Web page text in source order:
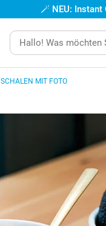
🪄 NEU:
SCHALEN MIT FOTO